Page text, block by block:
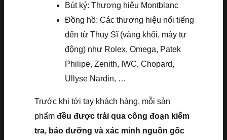
Bút ký: Thương hiệu Montblanc
Đồng hồ: Các thương hiệu nổi tiếng
đến từ Thụy Sĩ (vàng khối, máy tự
động) như Rolex, Omega, Patek
Philipe, Zenith, IWC, Chopard,
Ullyse Nardin, …
Trước khi tới tay khách hàng, mỗi sản
phẩm đều được trải qua công đoạn kiểm
tra, bảo dưỡng và xác minh nguồn gốc